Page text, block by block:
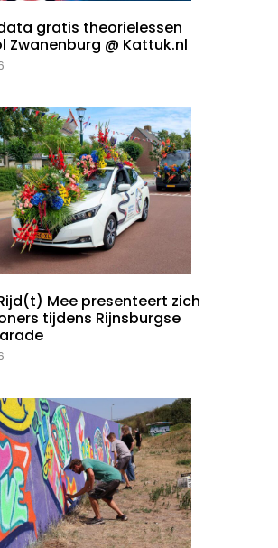
gratis theorielessen
Zwanenburg @ Kattuk.nl
Mee presenteert zich
tijdens Rijnsburgse